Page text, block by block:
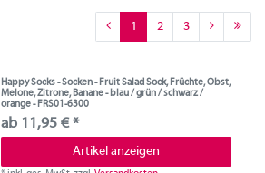
1 2 3
Happy Socks - Socken - Fruit Salad Sock, Früchte, Obst,
Melone, Zitrone, Banane - blau / grün / schwarz /
orange - FRS01-6300
ab 11,95 € *
Artikel anzeigen